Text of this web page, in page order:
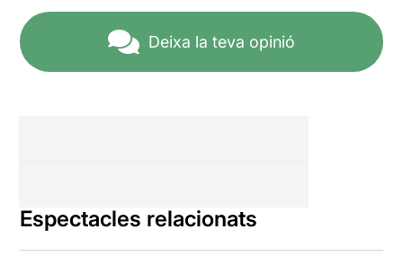
Deixa la teva opinió
Espectacles relacionats